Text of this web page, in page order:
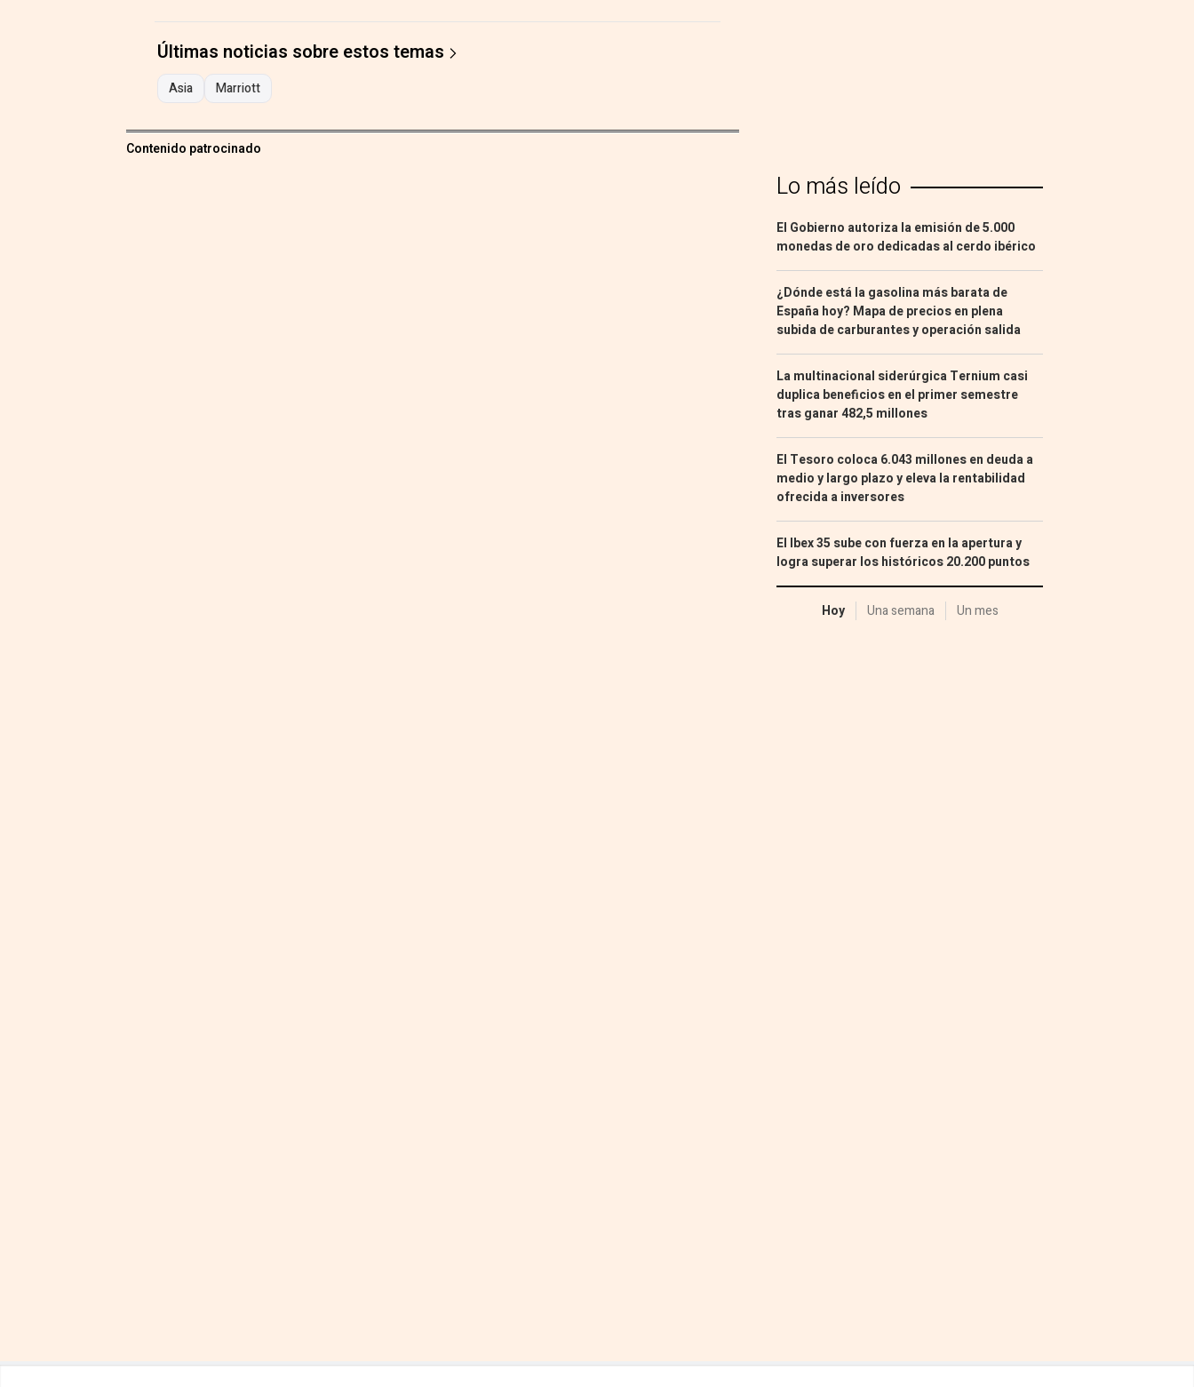
Últimas noticias sobre estos temas
Asia Marriott
Contenido patrocinado
Lo más leído
El Gobierno autoriza la emisión de 5.000
monedas de oro dedicadas al cerdo ibérico
¿Dónde está la gasolina más barata de
España hoy? Mapa de precios en plena
subida de carburantes y operación salida
La multinacional siderúrgica Ternium casi
duplica beneficios en el primer semestre
tras ganar 482,5 millones
El Tesoro coloca 6.043 millones en deuda a
medio y largo plazo y eleva la rentabilidad
ofrecida a inversores
El Ibex 35 sube con fuerza en la apertura y
logra superar los históricos 20.200 puntos
Hoy Una semana Un mes